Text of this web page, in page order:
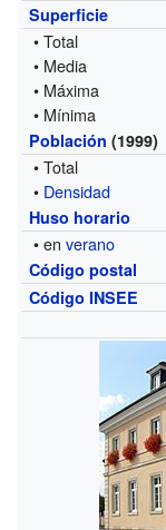
Superficie
• Total
• Media
• Máxima
• Mínima
Población (1999)
• Total
• Densidad
Huso horario
• enverano
Código postal
Código INSEE